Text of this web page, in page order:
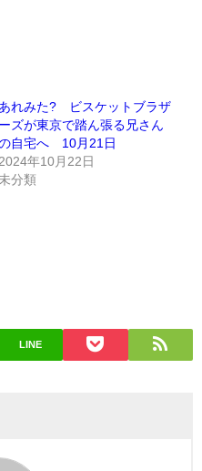
あれみた? ビスケットブラザ
ーズが東京で踏ん張る兄さん
自宅へ 10月21日
2024年10月22日
未分類
LINE